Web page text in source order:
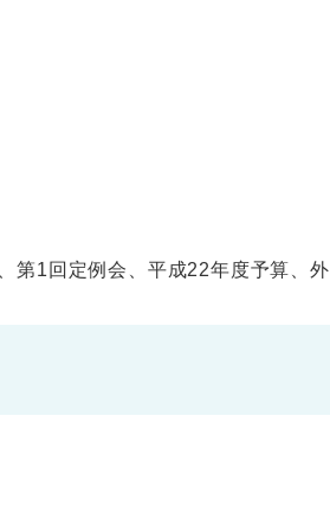
第1回定例会、平成22年度予算、外